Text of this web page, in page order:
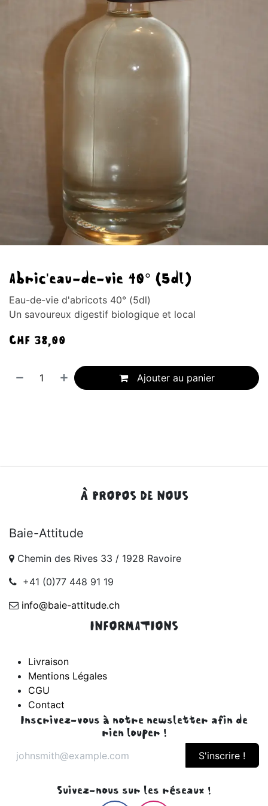
Abric'eau-de-vie 40° (5dl)
Eau-de-vie d'abricots 40° (5dl)
Un savoureux digestif biologique et local
CHF 38,00
Ajouter au panier
À PROPOS DE NOUS
Baie-Attitude
Chemin des Rives 33 / 1928 Ravoire
+41 (0)77 448 91 19
info@baie-attitude.ch
INFORMATIONS
Livraison
Mentions Légales
CGU
Contact
Inscrivez-vous à notre newsletter afin de
rien louper !
S'inscrire !
Suivez-nous sur les réseaux !